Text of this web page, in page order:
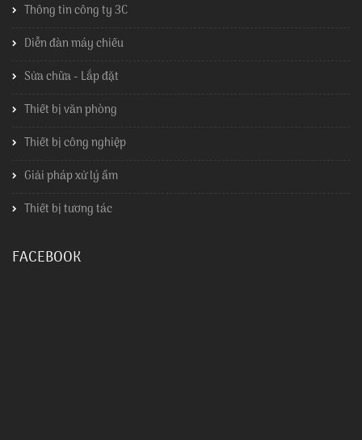
Thông tin công ty 3C
Diễn đàn máy chiếu
Sửa chữa - Lắp đặt
Thiết bị văn phòng
Thiết bị công nghiệp
Giải pháp xử lý ẩm
Thiết bị tương tác
FACEBOOK